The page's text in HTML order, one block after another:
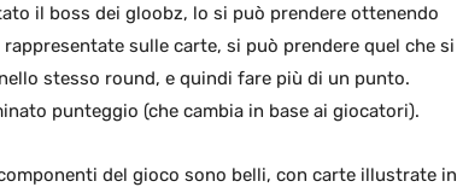
il boss dei gloobz, lo si può prendere ottenendo
sulle carte, si può prendere quel che si
stesso round, e quindi fare più di un punto.
punteggio (che cambia in base ai giocatori).
del gioco sono belli, con carte illustrate in